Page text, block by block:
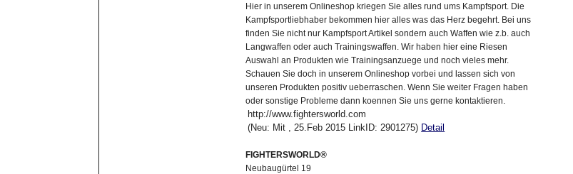
Hier in unserem Onlineshop kriegen Sie alles rund ums Kampfsport. Die
Kampfsportliebhaber bekommen hier alles was das Herz begehrt. Bei uns
finden Sie nicht nur Kampfsport Artikel sondern auch Waffen wie z.b. auch
Langwaffen oder auch Trainingswaffen. Wir haben hier eine Riesen
Auswahl an Produkten wie Trainingsanzuege und noch vieles mehr.
Schauen Sie doch in unserem Onlineshop vorbei und lassen sich von
unseren Produkten positiv ueberraschen. Wenn Sie weiter Fragen haben
oder sonstige Probleme dann koennen Sie uns gerne kontaktieren.
http://www.fightersworld.com
(Neu: Mit , 25.Feb 2015 LinkID: 2901275) Detail
FIGHTERSWORLD®
Neubaugürtel 19